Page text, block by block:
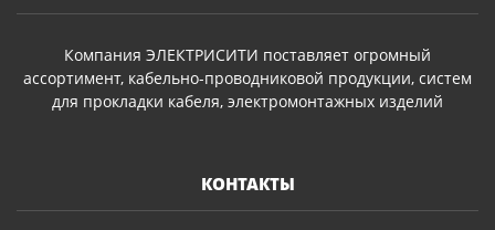
Компания ЭЛЕКТРИСИТИ поставляет огромный
ассортимент, кабельно-проводниковой продукции, систем
для прокладки кабеля, электромонтажных изделий
КОНТАКТЫ